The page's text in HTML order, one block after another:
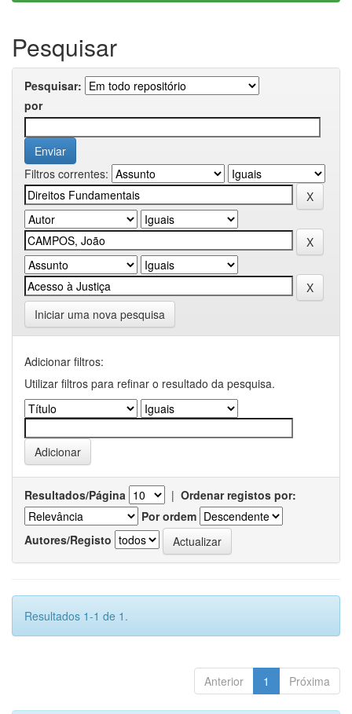
Pesquisar
Pesquisar:
por
Filtros correntes:
Iniciar uma nova pesquisa
Adicionar filtros:
Utilizar filtros para refinar o resultado da pesquisa.
Resultados/Página | Ordenar registos por:
Por ordem
Autores/Registo
Resultados 1-1 de 1.
Anterior 1 Próxima